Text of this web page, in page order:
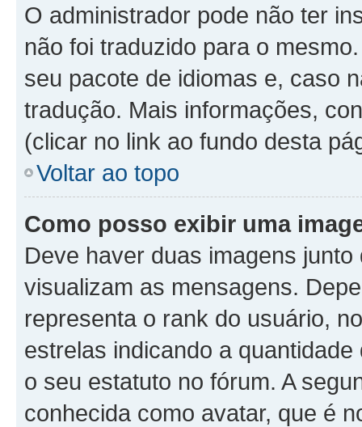
O administrador pode não ter
não foi traduzido para o
seu pacote de idiomas e, caso
tradução. Mais informações,
(clicar no link ao fundo desta
Voltar ao topo
Como posso exibir uma
Deve haver duas imagens
visualizam as mensagens.
representa o rank do usuário,
estrelas indicando a
o seu estatuto no fórum. A
conhecida como avatar, que é